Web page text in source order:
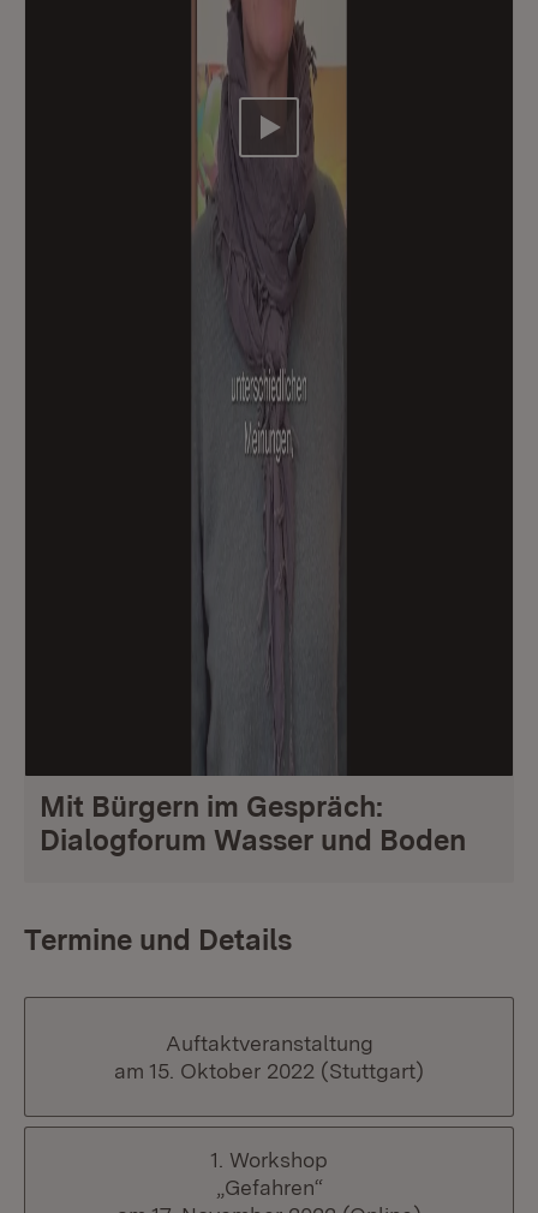
Video abspielen
Mit Bürgern im Gespräch:
Dialogforum Wasser und Boden
Termine und Details
Auftaktveranstaltung
am 15. Oktober 2022 (Stuttgart)
1. Workshop
„Gefahren“